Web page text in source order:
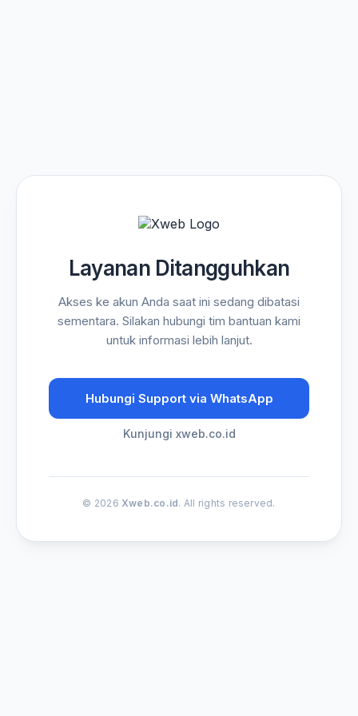
Layanan Ditangguhkan
Akses ke akun Anda saat ini sedang dibatasi
sementara. Silakan hubungi tim bantuan kami
untuk informasi lebih lanjut.
Hubungi Support via WhatsApp
Kunjungi xweb.co.id
© 2026 Xweb.co.id. All rights reserved.